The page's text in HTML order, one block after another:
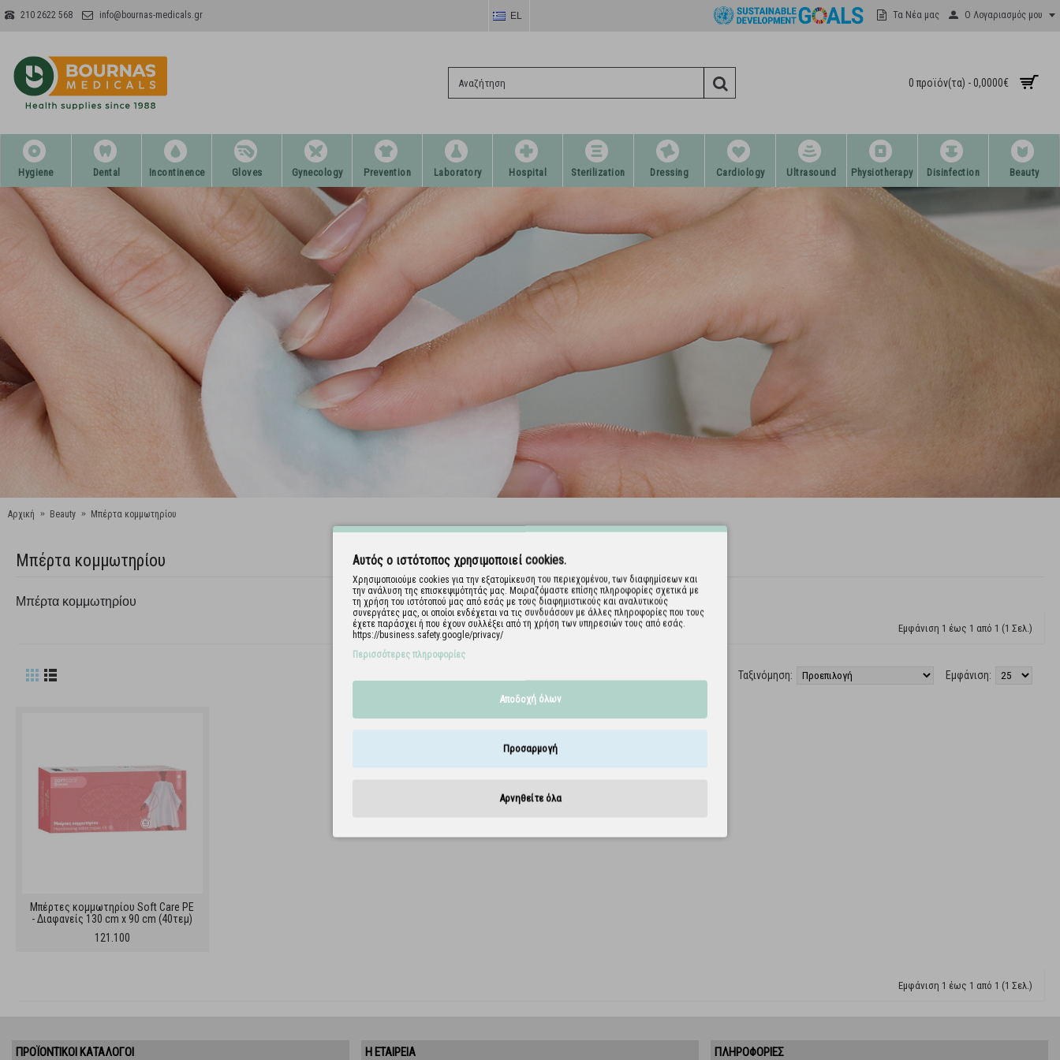
210 2622 568 info@bournas-medicals.gr EL Τα Νέα μας Ο Λογαριασμός μου
0 προϊόν(τα) - 0,0000€
Hygiene Dental Incontinence Gloves Gynecology Prevention Laboratory Hospital Sterilization Dressing Cardiology Ultrasound Physiotherapy Disinfection Beauty
Αρχική Beauty Μπέρτα κομμωτηρίου
Μπέρτα κομμωτηρίου
Μπέρτα κομμωτηρίου
Εμφάνιση 1 έως 1 από 1 (1 Σελ.)
Εμφάνιση:
Ταξινόμηση:
Μπέρτες κομμωτηρίου Soft Care PE
- Διαφανείς 130 cm x 90 cm (40τεμ)
121.100
Εμφάνιση 1 έως 1 από 1 (1 Σελ.)
ΠΡΟΪΌΝΤΙΚΟΊ ΚΑΤΆΛΟΓΟΙ Η ΕΤΑΙΡΕΙΑ ΠΛΗΡΟΦΟΡΙΕΣ
Αυτός ο ιστότοπος χρησιμοποιεί cookies.
Χρησιμοποιούμε cookies για την εξατομίκευση του περιεχομένου, των διαφημίσεων και
την ανάλυση της επισκεψιμότητάς μας. Μοιραζόμαστε επίσης πληροφορίες σχετικά με
τη χρήση του ιστότοπού μας από εσάς με τους διαφημιστικούς και αναλυτικούς
συνεργάτες μας, οι οποίοι ενδέχεται να τις συνδυάσουν με άλλες πληροφορίες που τους
έχετε παράσχει ή που έχουν συλλέξει από τη χρήση των υπηρεσιών τους από εσάς.
https://business.safety.google/privacy/
Περισσότερες πληροφορίες
Αποδοχή όλων
Προσαρμογή
Αρνηθείτε όλα